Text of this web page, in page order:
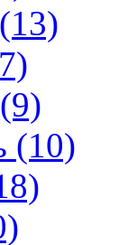
(13)
(9)
(10)